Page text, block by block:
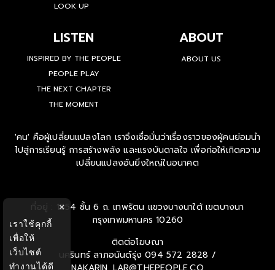
LOOK UP
LISTEN
INSPIRED BY THE PEOPLE
PEOPLE PLAY
THE NEXT CHAPTER
THE MOMENT
ABOUT
ABOUT US
'คน' คือผู้เปลี่ยนแปลงโลก เราจึงเชื่อมั่นว่าเรื่องราวของผู้คนย่อมนำ
ไปสู่การเรียนรู้ การสร้างพลัง และแรงบันดาลใจ เพื่อก่อให้เกิดความ
เปลี่ยนแปลงอันยิ่งใหญ่ในอนาคต
ที่อยู่ : 1854 ชั้น 6 ถ. เทพรัตน แขวงบางนาใต้ เขตบางนา
กรุงเทพมหานคร 10260
ติดต่อโฆษณา
นครินทร์ ลาภอนันด์รุ่ง 094 572 2828 /
×
เราใช้คุกกี้
เพื่อให้
เว็บไซต์
ทำงานได้ดี